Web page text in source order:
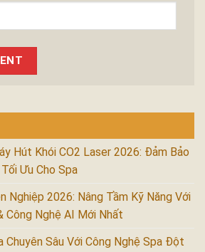
Hút Khói CO2 Laser 2026: Đảm Bảo
Ưu Cho Spa
Nghiệp 2026: Nâng Tầm Kỹ Năng Với
Công Nghệ AI Mới Nhất
Chuyên Sâu Với Công Nghệ Spa Đột